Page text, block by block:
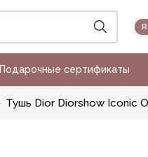
Подарочные сертификаты
Тушь Dior Diorshow Iconic